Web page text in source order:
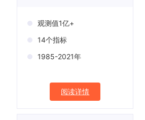
观测值1亿+
14个指标
1985-2021年
阅读详情